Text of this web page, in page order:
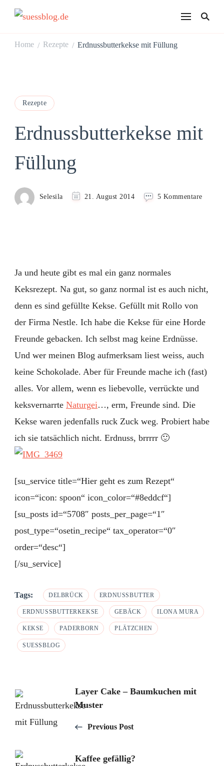
Home / Rezepte / Erdnussbutterkekse mit Füllung
Rezepte
Erdnussbutterkekse mit
Füllung
Selesila 21. August 2014 5 Kommentarezu
Ja und heute gibt es mal ein ganz normales
Keksrezept. Na gut, so ganz normal ist es auch nicht,
denn es sind gefüllte Kekse. Gefüllt mit Rollo von
der Firma Nestle. Ich habe die Kekse für eine Horde
Freunde gebacken. Ich selbst mag keine Erdnüsse.
Und wer meinen Blog aufmerksam liest weiss, auch
keine Schokolade. Aber für Freunde mache ich (fast)
alles. Vor allem, wenn es liebevolle, verrückte und
keksvernarrte Naturgei…, erm, Freunde sind. Die
Kekse waren jedenfalls ruck Zuck weg. Probiert habe
ich sie tatsächlich nicht. Erdnuss, brrrrr 🙂
[su_service title=“Hier geht es zum Rezept“
icon=“icon: spoon“ icon_color=“#8eddcf“]
[su_posts id=“5708″ posts_per_page=“1″
post_type=“osetin_recipe“ tax_operator=“0″
order=“desc“]
[/su_service]
Tags: DELBRÜCK ERDNUSSBUTTER
ERDNUSSBUTTERKEKSE GEBÄCK ILONA MURA
KEKSE PADERBORN PLÄTZCHEN
SUESSBLOG
Post
Navigation
Layer Cake – Baumkuchen mit
Muster
Previous Post
Kaffee gefällig?